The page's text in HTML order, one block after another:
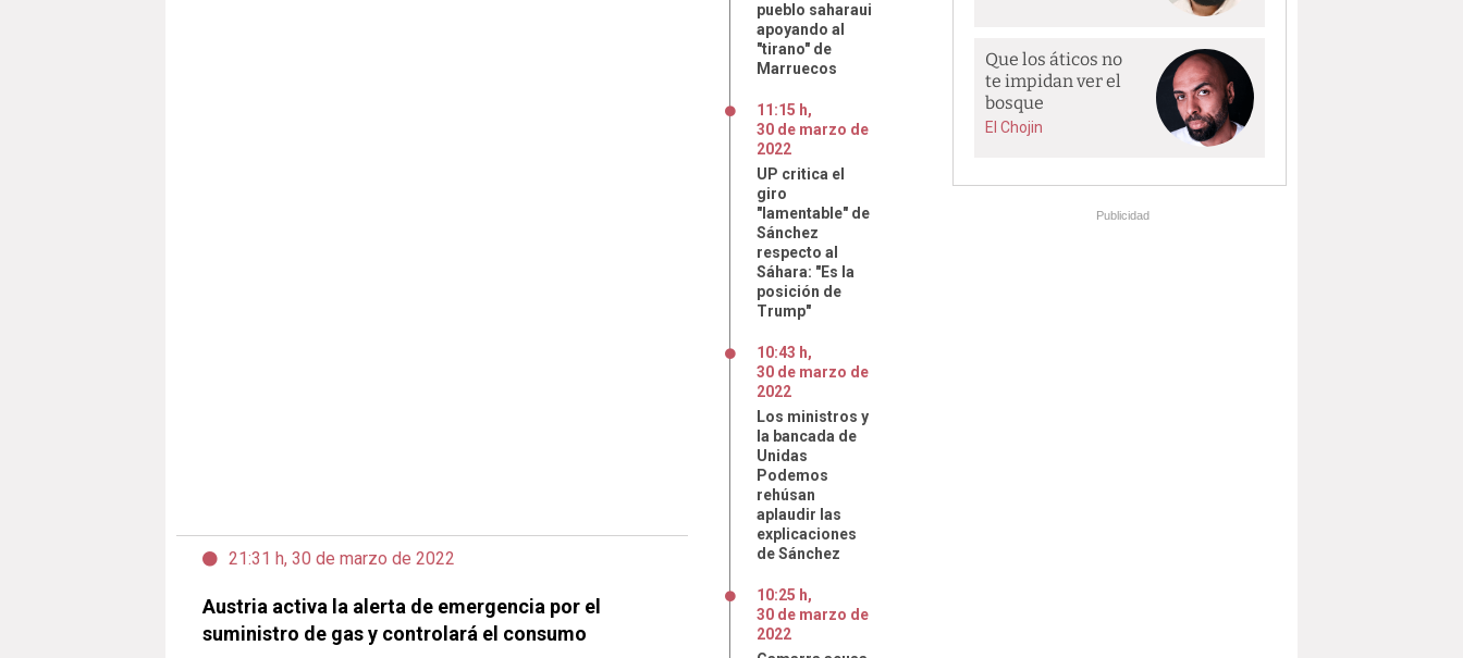
21:31 h, 30 de marzo de 2022
Austria activa la alerta de emergencia por el
suministro de gas y controlará el consumo
pueblo saharaui
apoyando al
"tirano" de
Marruecos
11:15 h,
30 de marzo de
2022
UP critica el
giro
"lamentable" de
Sánchez
respecto al
Sáhara: "Es la
posición de
Trump"
10:43 h,
30 de marzo de
2022
Los ministros y
la bancada de
Unidas
Podemos
rehúsan
aplaudir las
explicaciones
de Sánchez
10:25 h,
30 de marzo de
2022
Que los áticos no
te impidan ver el
bosque
El Chojin
Publicidad